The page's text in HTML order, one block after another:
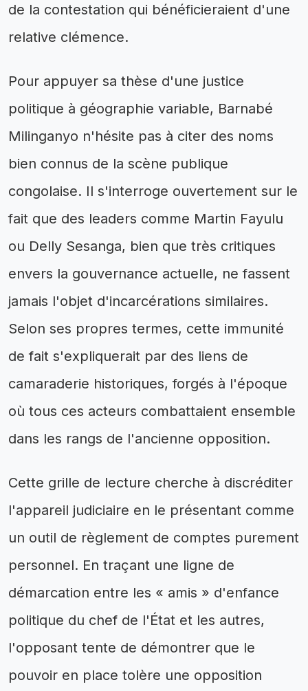
de la contestation qui bénéficieraient d'une
relative clémence.
Pour appuyer sa thèse d'une justice
politique à géographie variable, Barnabé
Milinganyo n'hésite pas à citer des noms
bien connus de la scène publique
congolaise. Il s'interroge ouvertement sur le
fait que des leaders comme Martin Fayulu
ou Delly Sesanga, bien que très critiques
envers la gouvernance actuelle, ne fassent
jamais l'objet d'incarcérations similaires.
Selon ses propres termes, cette immunité
de fait s'expliquerait par des liens de
camaraderie historiques, forgés à l'époque
où tous ces acteurs combattaient ensemble
dans les rangs de l'ancienne opposition.
Cette grille de lecture cherche à discréditer
l'appareil judiciaire en le présentant comme
un outil de règlement de comptes purement
personnel. En traçant une ligne de
démarcation entre les « amis » d'enfance
politique du chef de l'État et les autres,
l'opposant tente de démontrer que le
pouvoir en place tolère une opposition